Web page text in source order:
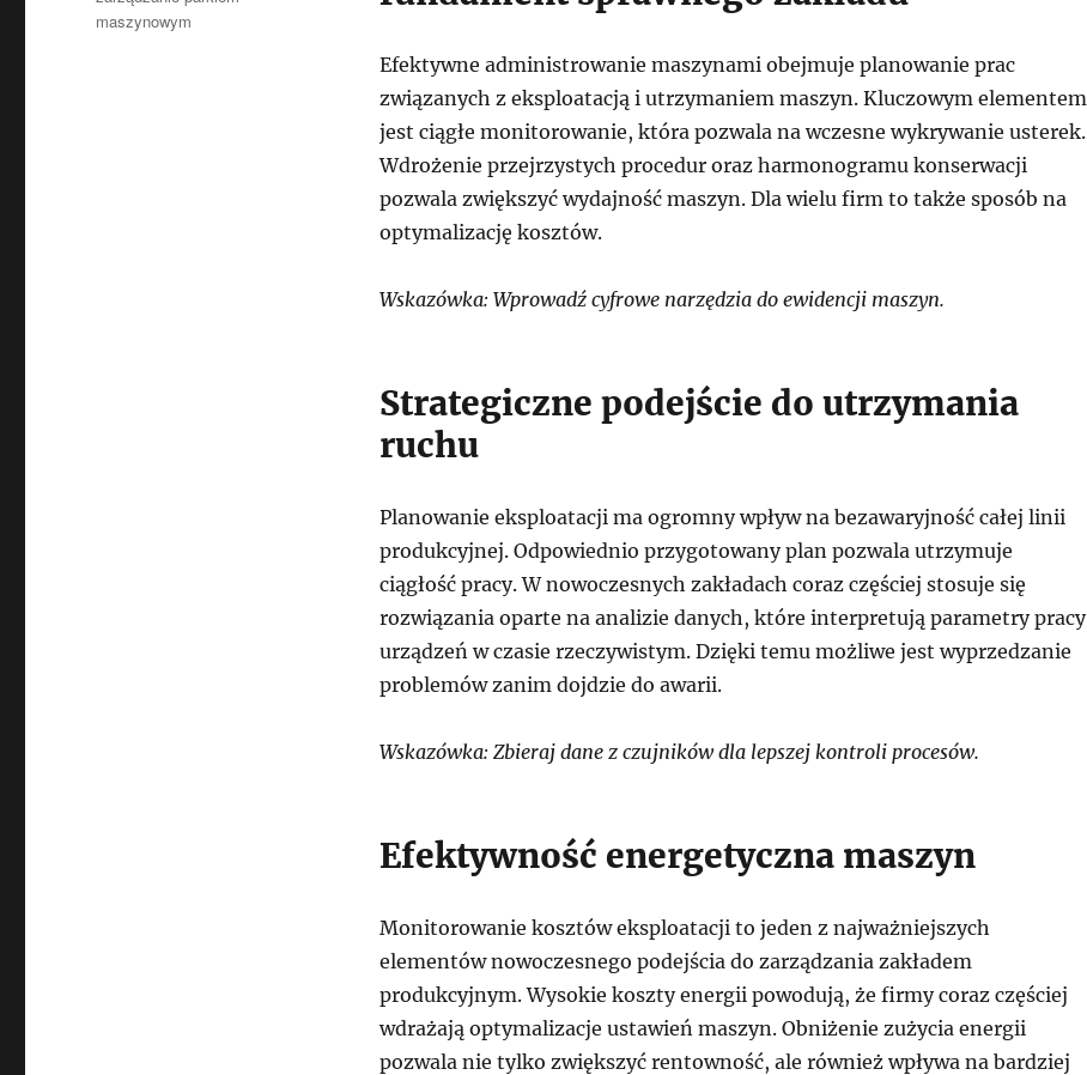
Efektywne administrowanie maszynami obejmuje planowanie prac
związanych z eksploatacją i utrzymaniem maszyn. Kluczowym elementem
jest ciągłe monitorowanie, która pozwala na wczesne wykrywanie usterek.
Wdrożenie przejrzystych procedur oraz harmonogramu konserwacji
pozwala zwiększyć wydajność maszyn. Dla wielu firm to także sposób na
optymalizację kosztów.
Wskazówka: Wprowadź cyfrowe narzędzia do ewidencji maszyn.
Strategiczne podejście do utrzymania
ruchu
Planowanie eksploatacji ma ogromny wpływ na bezawaryjność całej linii
produkcyjnej. Odpowiednio przygotowany plan pozwala utrzymuje
ciągłość pracy. W nowoczesnych zakładach coraz częściej stosuje się
rozwiązania oparte na analizie danych, które interpretują parametry pracy
urządzeń w czasie rzeczywistym. Dzięki temu możliwe jest wyprzedzanie
problemów zanim dojdzie do awarii.
Wskazówka: Zbieraj dane z czujników dla lepszej kontroli procesów.
Efektywność energetyczna maszyn
Monitorowanie kosztów eksploatacji to jeden z najważniejszych
elementów nowoczesnego podejścia do zarządzania zakładem
produkcyjnym. Wysokie koszty energii powodują, że firmy coraz częściej
wdrażają optymalizacje ustawień maszyn. Obniżenie zużycia energii
pozwala nie tylko zwiększyć rentowność, ale również wpływa na bardziej
maszynowym